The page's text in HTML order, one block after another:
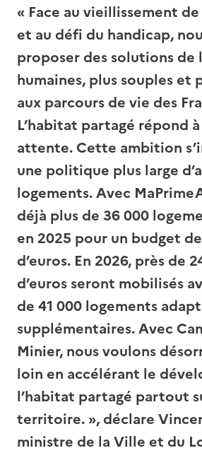
« Face au vieillissement
et au défi du handicap,
proposer des solutions de
humaines, plus souples et
aux parcours de vie des
L’habitat partagé répond
attente. Cette ambition
une politique plus large
logements. Avec
déjà plus de 36 000
en 2025 pour un budget
d’euros. En 2026, près de
d’euros seront mobilisés
de 41 000 logements
supplémentaires. Avec
Minier, nous voulons
loin en accélérant le
l’habitat partagé partout
territoire. », déclare
ministre de la Ville et du